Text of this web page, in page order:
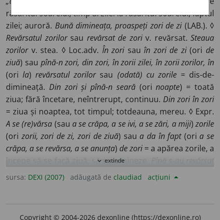
răsăritul soarelui; timp al zilei la răsăritul soarelui; faptul
zilei; auroră. Bună dimineața, proaspeți zori de zi (LAB.). ◊
Revărsatul zorilorsau revărsat de zoriv. revărsat. Steaua
zorilorv. stea. ◊ Loc.adv. În zori sauîn zori de zi(oride
ziuă) sau pînă-n zori, din zori, în zorii zilei, în zorii zorilor, în
(orila)revărsatul zorilorsau (odată) cu zorile= dis-de-
dimineață. Din zori și pînă-n seară(orinoapte) = toată
ziua; fără încetare, neîntrerupt, continuu. Din zori în zori
= ziua și noaptea, tot timpul; totdeauna, mereu. ◊ Expr.
A se (re)vărsa (sau a se crăpa, a se ivi, a se zări, a miji)zorile
(ori zorii, zori de zi, zori de ziuă) saua da în fapt(oria se
crăpa, a se revărsa, a se anunța) de zori = a apărea zorile, a
începe să se facă ziuă, să se lumineze.
zorile, m-am frămîntat cu gîndul fel și chip
(CR.).
expand_more extinde
sursa: DEXI (2007) adăugată de claudiad acțiuni
Copyright © 2004-2026 dexonline (https://dexonline.ro)